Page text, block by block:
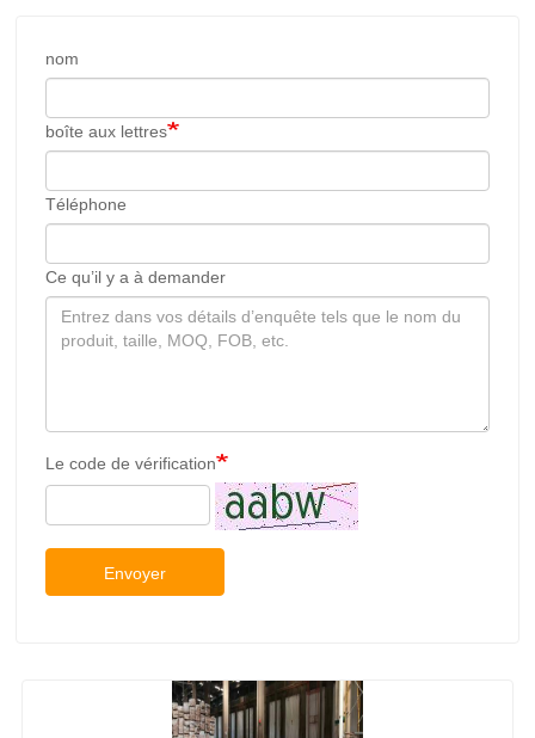
nom
boîte aux lettres
Téléphone
Ce qu’il y a à demander
Le code de vérification
Envoyer